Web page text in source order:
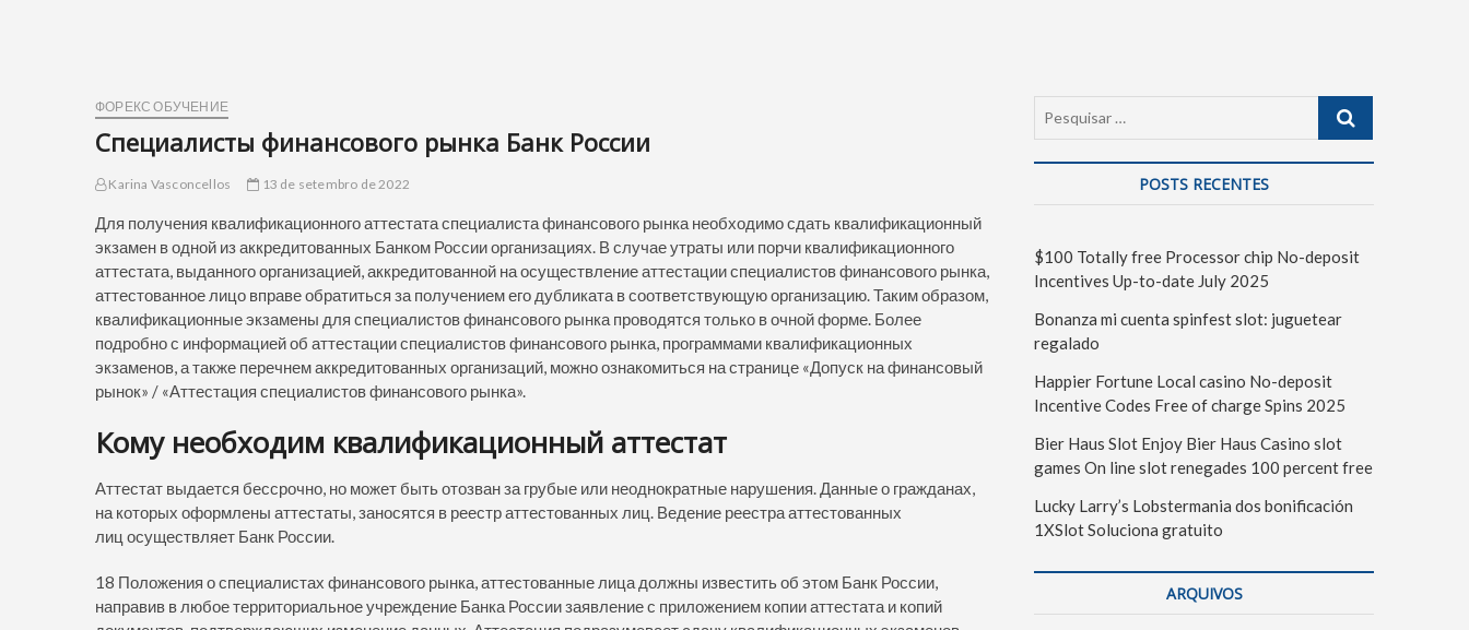
ФОРЕКС ОБУЧЕНИЕ
Специалисты финансового рынка Банк России
Karina Vasconcellos 13 de setembro de 2022
Для получения квалификационного аттестата специалиста финансового рынка необходимо сдать квалификационный
экзамен в одной из аккредитованных Банком России организациях. В случае утраты или порчи квалификационного
аттестата, выданного организацией, аккредитованной на осуществление аттестации специалистов финансового рынка,
аттестованное лицо вправе обратиться за получением его дубликата в соответствующую организацию. Таким образом,
квалификационные экзамены для специалистов финансового рынка проводятся только в очной форме. Более
подробно с информацией об аттестации специалистов финансового рынка, программами квалификационных
экзаменов, а также перечнем аккредитованных организаций, можно ознакомиться на странице «Допуск на финансовый
рынок» / «Аттестация специалистов финансового рынка».
Кому необходим квалификационный аттестат
Аттестат выдается бессрочно, но может быть отозван за грубые или неоднократные нарушения. Данные о гражданах,
на которых оформлены аттестаты, заносятся в реестр аттестованных лиц. Ведение реестра аттестованных
лиц осуществляет Банк России.
18 Положения о специалистах финансового рынка, аттестованные лица должны известить об этом Банк России,
направив в любое территориальное учреждение Банка России заявление с приложением копии аттестата и копий
POSTS RECENTES
$100 Totally free Processor chip No-deposit
Incentives Up-to-date July 2025
Bonanza mi cuenta spinfest slot: juguetear
regalado
Happier Fortune Local casino No-deposit
Incentive Codes Free of charge Spins 2025
Bier Haus Slot Enjoy Bier Haus Casino slot
games On line slot renegades 100 percent free
Lucky Larry’s Lobstermania dos bonificación
1XSlot Soluciona gratuito
ARQUIVOS